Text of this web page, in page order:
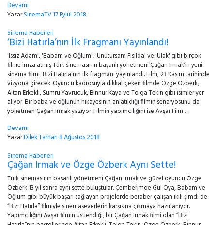
Devamı
YazarSinemaTV17 Eylül 2018
Sinema Haberleri
‘Bizi Hatırla’nın İlk Fragmanı Yayınlandı!
'Issız Adam', 'Babam ve Oğlum', 'Unutursam Fısılda' ve 'Ulak' gibi birçok
filme imza atmış Türk sinemasının başarılı yönetmeni Çağan Irmak’ın yeni
sinema filmi 'Bizi Hatırla'nın ilk fragmanı yayınlandı. Film, 23 Kasım tarihinde
vizyona girecek. Oyuncu kadrosuyla dikkat çeken filmde Özge Özberk,
Altan Erkekli, Sumru Yavrucuk, Binnur Kaya ve Tolga Tekin gibi isimler yer
alıyor. Bir baba ve oğlunun hikayesinin anlatıldığı filmin senaryosunu da
yönetmen Çağan Irmak yazıyor. Filmin yapımcılığını ise Avşar Film ...
Devamı
YazarDilek Tarhan 8 Ağustos 2018
Sinema Haberleri
Çağan Irmak ve Özge Özberk Aynı Sette!
Türk sinemasının başarılı yönetmeni Çağan Irmak ve güzel oyuncu Özge
Özberk 13 yıl sonra aynı sette buluştular. Çemberimde Gül Oya, Babam ve
Oğlum gibi büyük başarı sağlayan projelerde beraber çalışan ikili şimdi de
‘‘Bizi Hatırla’’ filmiyle sinemaseverlerin karşısına çıkmaya hazırlanıyor.
Yapımcılığını Avşar filmin üstlendiği, bir Çağan Irmak filmi olan ‘‘Bizi